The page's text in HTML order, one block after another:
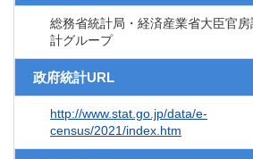
総務省統計局・経済産業省大臣官
計グループ
政府統計URL
http://www.stat.go.jp/data/e-
census/2021/index.htm